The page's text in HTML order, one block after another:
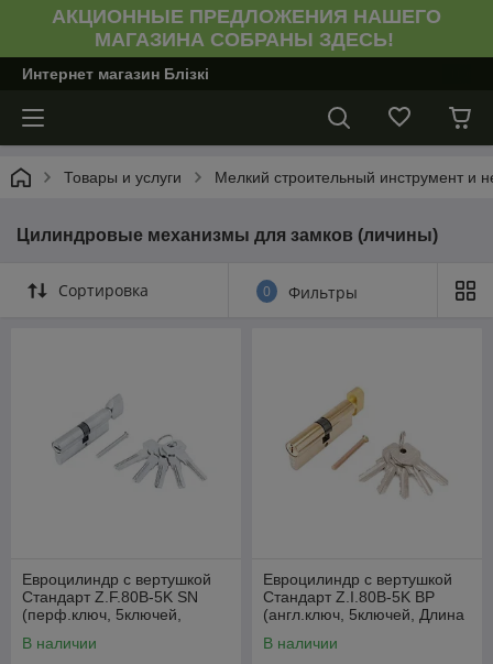
АКЦИОННЫЕ ПРЕДЛОЖЕНИЯ НАШЕГО
МАГАЗИНА СОБРАНЫ ЗДЕСЬ!
Интернет магазин Блiзкi
Товары и услуги Мелкий строительный инструмент и
Цилиндровые механизмы для замков (личины)
Сортировка 0 Фильтры
Евроцилиндр с вертушкой
Стандарт Z.F.80В-5K SN
(перф.ключ, 5ключей,
(35*10*35)) (УЗК) (12227
В наличии
Евроцилиндр с вертушкой
Стандарт Z.I.80В-5K BP
(англ.ключ, 5ключей, Длина
(УЗК) (11116
В наличии